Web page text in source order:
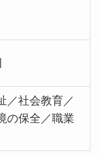
／社会教育／
の保全／職業